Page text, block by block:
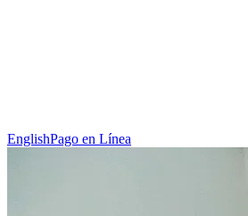
EnglishPago en Línea